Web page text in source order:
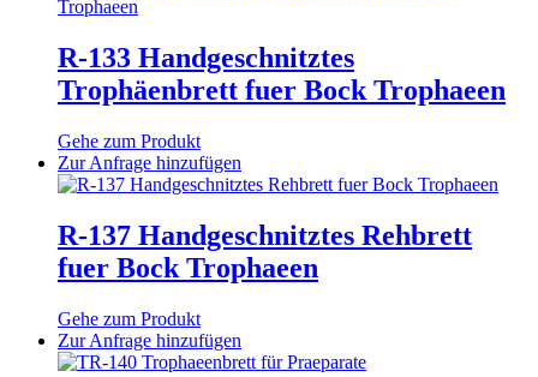
gewählt
werden
Varianten
auf.
Die
der
Produktseite
gewählt
werden
R-133 Handgeschnitztes
Trophäenbrett fuer Bock Trophaeen
Gehe zum Produkt
Zur Anfrage hinzufügen
Produkt
mehrere
Varianten
auf.
auf
R-137 Handgeschnitztes Rehbrett
fuer Bock Trophaeen
Gehe zum Produkt
Zur Anfrage hinzufügen
Produkt